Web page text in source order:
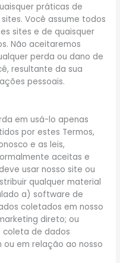
práticas de
Você assume todos
sites e de quaisquer
Não aceitaremos
perda ou dano de
resultante da sua
pessoais.
em usá-lo apenas
por estes Termos,
e as leis,
aceitas e
usar nosso site ou
qualquer material
a) software de
coletados em nosso
direto; ou
coleta de dados
em relação ao nosso